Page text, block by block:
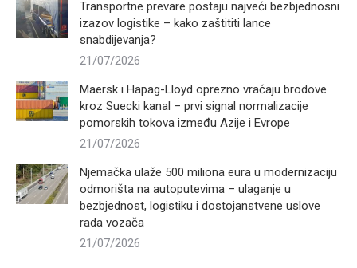
Transportne prevare postaju najveći bezbjednosni
izazov logistike – kako zaštititi lance
snabdijevanja?
21/07/2026
Maersk i Hapag-Lloyd oprezno vraćaju brodove
kroz Suecki kanal – prvi signal normalizacije
pomorskih tokova između Azije i Evrope
21/07/2026
Njemačka ulaže 500 miliona eura u modernizaciju
odmorišta na autoputevima – ulaganje u
bezbjednost, logistiku i dostojanstvene uslove
rada vozača
21/07/2026